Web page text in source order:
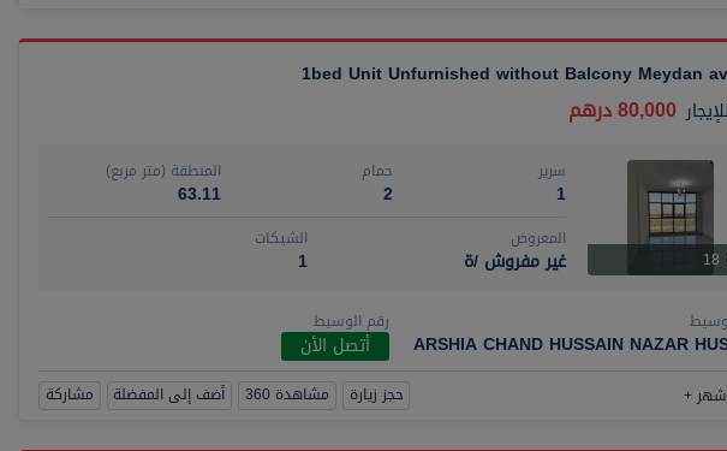
1bed Unit Unfurnished without Balcony Meydan
للإيجار 80,000 درهم
18
سرير
1
حمام
2
المنطقة (متر مربع)
63.11
المعروض
غير مفروش /ة
الشيكات
1
ARSHIA CHAND HUSSAIN NAZAR
رقم الوسيط
أتصل الأن
حجز زيارة مشاهدة 360 أضف إلى المفضلة مشاركة